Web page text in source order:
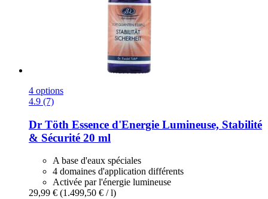
4 options
4.9 (7)
Dr Töth Essence d'Energie Lumineuse, Stabilité
& Sécurité 20 ml
A base d'eaux spéciales
4 domaines d'application différents
Activée par l'énergie lumineuse
29,99 € (1.499,50 € / l)